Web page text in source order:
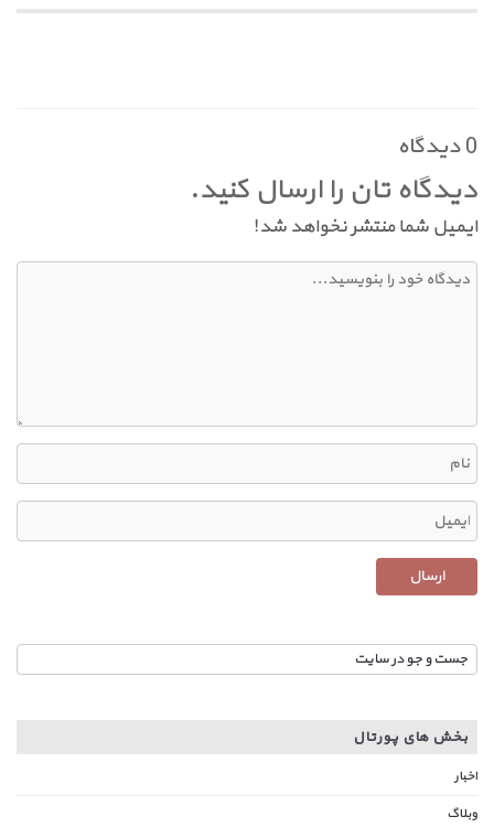
0 دیدگاه
دیدگاه تان را ارسال کنید.
ایمیل شما منتشر نخواهد شد!
بخش های پورتال
اخبار
وبلاگ